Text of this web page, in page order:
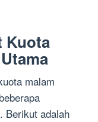
Kuota
malam
Berikut adalah